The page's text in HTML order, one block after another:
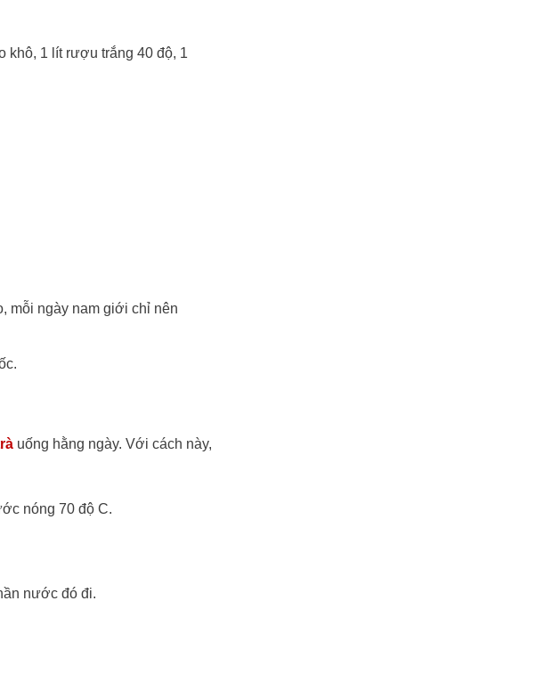
khô, 1 lít rượu trắng 40 độ, 1
mỗi ngày nam giới chỉ nên
uống hằng ngày. Với cách này,
nóng 70 độ C.
nước đó đi.